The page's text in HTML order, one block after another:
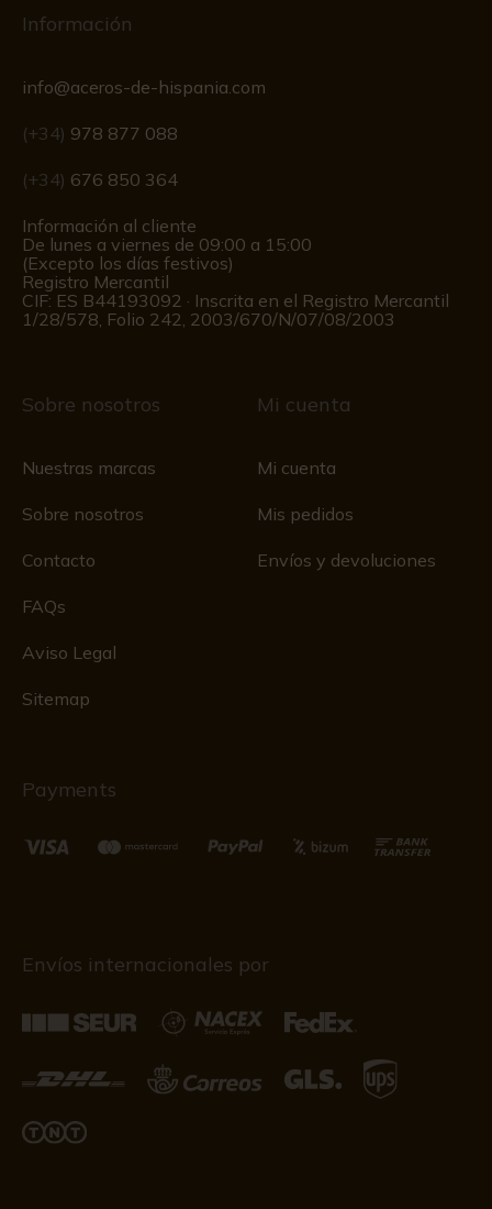
Información
info@aceros-de-hispania.com
(+34) 978 877 088
(+34) 676 850 364
Información al cliente
De lunes a viernes de 09:00 a 15:00
(Excepto los días festivos)
Registro Mercantil
CIF: ES B44193092 · Inscrita en el Registro Mercantil
1/28/578, Folio 242, 2003/670/N/07/08/2003
Sobre nosotros
Nuestras marcas
Sobre nosotros
Contacto
FAQs
Aviso Legal
Sitemap
Mi cuenta
Mi cuenta
Mis pedidos
Envíos y devoluciones
Payments
Envíos internacionales por